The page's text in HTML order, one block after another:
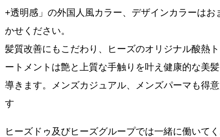
+透明感」の外国人風カラー、デザインカラーはお
かせください。
髪質改善にもこだわり、ヒーズのオリジナル酸熱
ートメントは艶と上質な手触りを叶え健康的な美
導きます。メンズカジュアル、メンズパーマも得
す
ヒーズドゥ及びヒーズグループでは一緒に働いて